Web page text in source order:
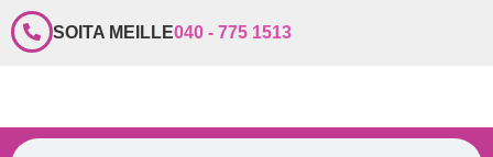
SOITA MEILLE040 - 775 1513